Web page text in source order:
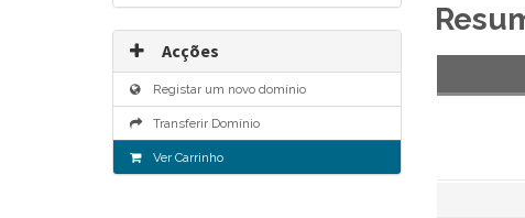
Acções
Registar um novo domínio
Transferir Domínio
Ver Carrinho